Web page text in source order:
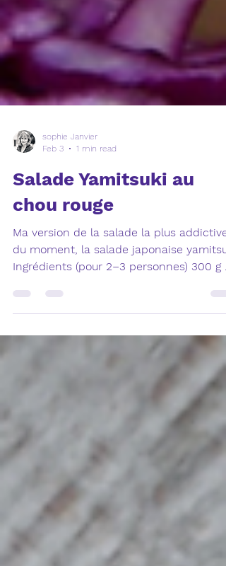
Feb 3
1 min read
Salade Yamitsuki au
chou rouge
Ma version de la salade la plus addictive
du moment, la salade japonaise
chou rouge finement émincé 1 petite
gousse d’ail, très finement râpée 1 c. à s.
de sauce soja (ou tamari) 1 c. à s. d’huile
de sésame grillé 1 c. à c. de sucre (ou
sucre de canne) 1 c. à c. de vinaigre de
1 bouillon miso ou de volaille 1 pincée de
sel (à ajuster selon la sauce soja) Graines
de sésame blond ou noir Préparation
Émincer le chou rouge l